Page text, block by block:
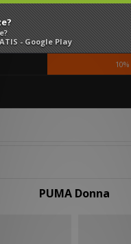
- Google Play
10%
PUMA Donna
sul mondo femminile